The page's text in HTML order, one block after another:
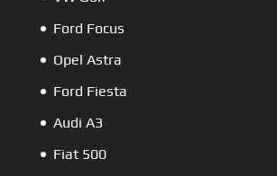
Ford Focus
Opel Astra
Ford Fiesta
Audi A3
Fiat 500